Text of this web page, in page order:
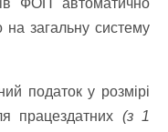
ФОП автоматично
на загальну систему
податок у розмірі
працездатних (з 1